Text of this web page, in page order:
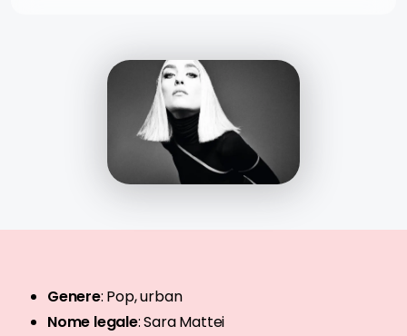
Genere: Pop, urban
Nome legale:Sara Mattei